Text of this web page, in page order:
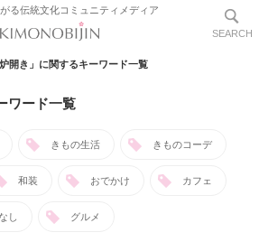
炉開き」に関するキーワード一覧
ワード一覧
きもの生活 きものコーデ
和装 おでかけ カフェ
し グルメ
る伝統文化コミュニティメディア
SEARCH